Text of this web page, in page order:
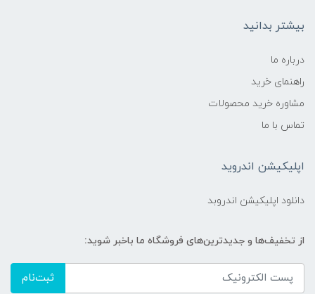
بیشتر بدانید
درباره ما
راهنمای خرید
مشاوره خرید محصولات
تماس با ما
اپلیکیشن اندروید
دانلود اپلیکیشن اندروبد
از تخفیف‌ها و جدیدترین‌های فروشگاه ما باخبر شوید:
ثبت‌نام